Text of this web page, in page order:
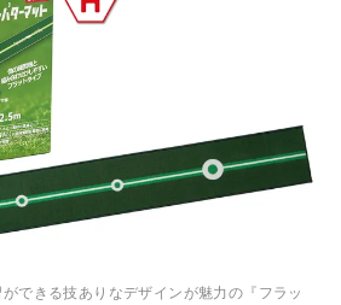
できる技ありなデザインが魅力の『フラッ